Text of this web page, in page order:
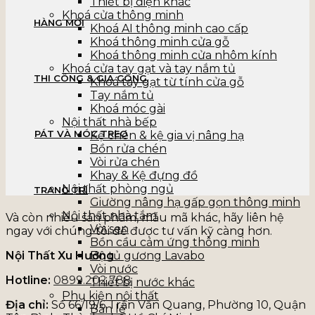
Khoá cửa thông minh
Khoá AI thông minh cao cấp
Khoá thông minh cửa gỗ
Khoá thông minh cửa nhôm kính
Khoá cửa tay gạt và tay nắm tủ
Khoá tay gạt từ tính cửa gỗ
Tay nắm tủ
Khoá móc gài
Nội thất nhà bếp
Kệ chén & kệ gia vị nâng hạ
Bồn rửa chén
Vòi rửa chén
Khay & Kệ đựng đồ
Nội thất phòng ngủ
Giường nâng hạ gấp gọn thông minh
Nội thất nhà tắm
Vòi sen
Bồn cầu cảm ứng thông minh
Bộ tủ gương Lavabo
Vòi nước
Thiết bị nước khác
Phụ kiện nội thất
Bản lề
HÀNG MỚI
THI CÔNG & GIA CÔNG
PÁT VÀ MÓC TREO
TRANG TRÍ
Và còn nhiều sản phẩm, mẫu mã khác, hãy liên hệ
ngay với chúng tôi để được tư vấn kỹ càng hơn.
Nội Thất Xu Hướng
Hotline: 0899.202.788
Địa chỉ: Số 66/19/6 Trần Văn Quang, Phường 10, Quận